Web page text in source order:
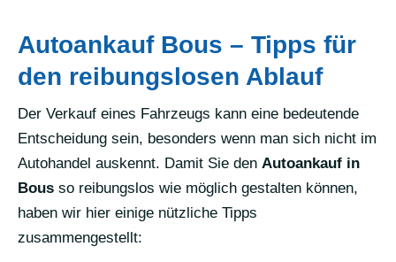
Autoankauf Bous – Tipps für
den reibungslosen Ablauf
Der Verkauf eines Fahrzeugs kann eine bedeutende
Entscheidung sein, besonders wenn man sich nicht im
Autohandel auskennt. Damit Sie den Autoankauf in
Bous so reibungslos wie möglich gestalten können,
haben wir hier einige nützliche Tipps
zusammengestellt: